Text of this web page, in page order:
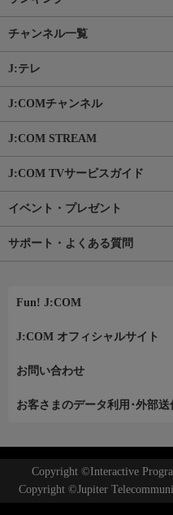
チャンネル一覧
J:テレ
J:COMチャンネル
J:COM STREAM
J:COM TVサービスガイド
イベント・プレゼント
サポート・よくある質問
Fun! J:COM
J:COM オフィシャルサイト
お問い合わせ
お客さまのデータ利用･外部送
Copyright ©Interactive
Copyright ©Jupiter